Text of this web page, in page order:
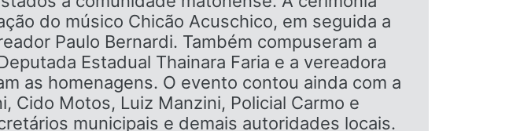
do músico Chicão Acuschico, em seguida a
Paulo Bernardi. Também compuseram a
Estadual Thainara Faria e a vereadora
as homenagens. O evento contou ainda com a
Cido Motos, Luiz Manzini, Policial Carmo e
municipais e demais autoridades locais.